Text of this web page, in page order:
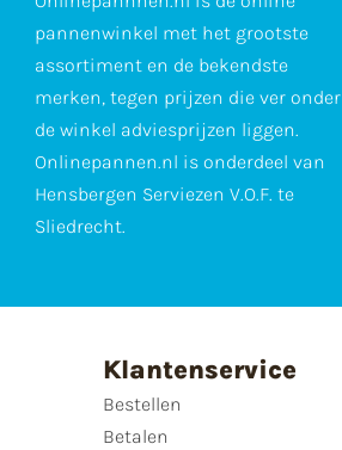
pannenwinkel met het grootste
assortiment en de bekendste
merken, tegen prijzen die ver onder
de winkel adviesprijzen liggen.
Onlinepannen.nl is onderdeel van
Hensbergen Serviezen V.O.F. te
Sliedrecht.
Klantenservice
Bestellen
Betalen